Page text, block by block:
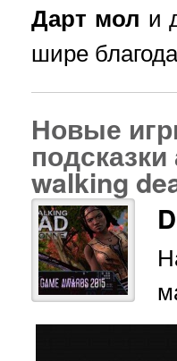
Дарт мол и
шире
Новые
walking